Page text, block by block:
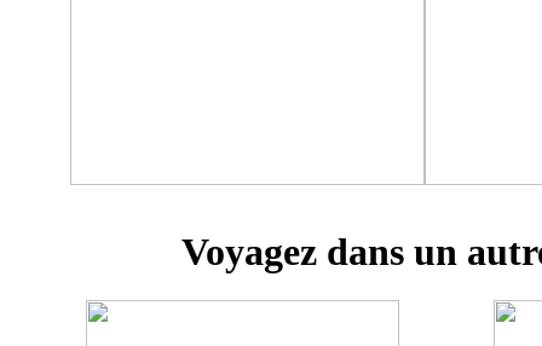
Voyagez dans un